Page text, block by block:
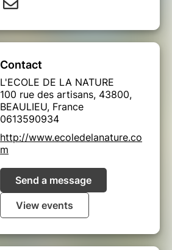
Contact
L'ECOLE DE LA NATURE
100 rue des artisans, 43800,
BEAULIEU, France
0613590934
http://www.ecoledelanature.co
m
Send a message
View events